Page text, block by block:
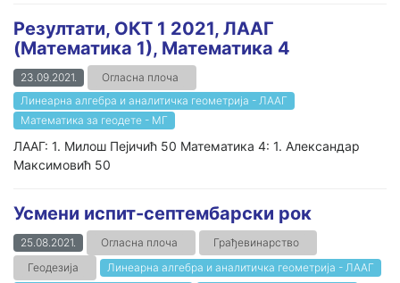
Резултати, ОКТ 1 2021, ЛААГ
(Математика 1), Математика 4
23.09.2021.
Огласна плоча
Линеарна алгебра и аналитичка геометрија - ЛААГ
Математика за геодете - МГ
ЛААГ: 1. Милош Пејичић 50 Математика 4: 1. Александар
Максимовић 50
Усмени испит-септембарски рок
25.08.2021. Огласна плоча
Грађевинарство
Геодезија
Линеарна алгебра и аналитичка геометрија - ЛААГ